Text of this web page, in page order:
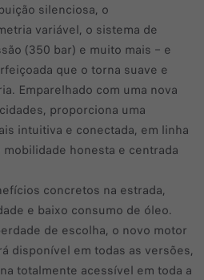
silenciosa, o
variável, o sistema de
(350 bar) e muito mais – e
que o torna suave e
Emparelhado com uma nova
proporciona uma
intuitiva e conectada, em linha
mobilidade honesta e centrada
concretos na estrada,
e baixo consumo de óleo.
de escolha, o novo motor
disponível em todas as versões,
totalmente acessível em toda a